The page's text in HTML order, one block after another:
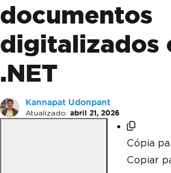
documentos
digitalizados
.NET
Kannapat Udonpant
Atualizado: abril 21, 2026
Cópia
Copiar